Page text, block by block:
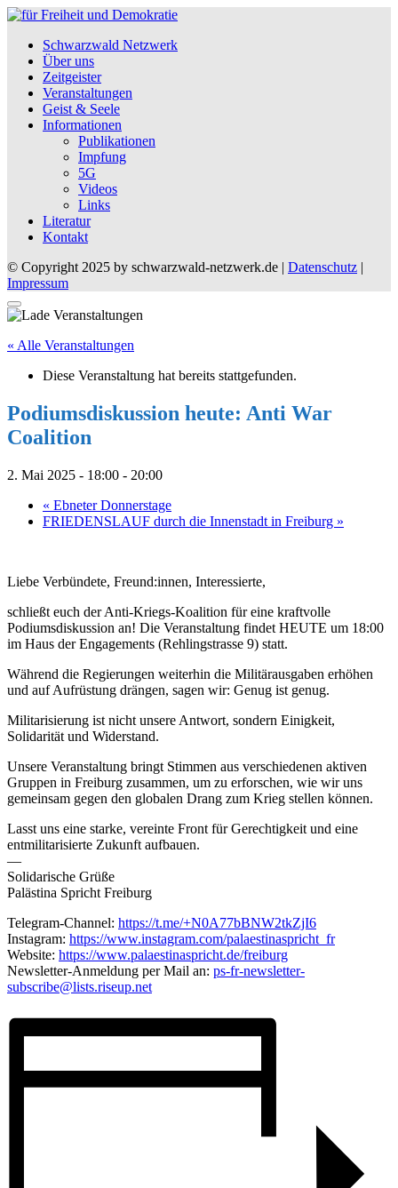
Schwarzwald Netzwerk
Über uns
Zeitgeister
Veranstaltungen
Geist & Seele
Informationen
Publikationen
Impfung
5G
Videos
Links
Literatur
Kontakt
© Copyright 2025 by schwarzwald-netzwerk.de | Datenschutz |
Impressum
« Alle Veranstaltungen
Diese Veranstaltung hat bereits stattgefunden.
Podiumsdiskussion heute: Anti War
Coalition
2. Mai 2025 - 18:00 - 20:00
« Ebneter Donnerstage
FRIEDENSLAUF durch die Innenstadt in Freiburg »
Liebe Verbündete, Freund:innen, Interessierte,
schließt euch der Anti-Kriegs-Koalition für eine kraftvolle
Podiumsdiskussion an! Die Veranstaltung findet HEUTE um 18:00
im Haus der Engagements (Rehlingstrasse 9) statt.
Während die Regierungen weiterhin die Militärausgaben erhöhen
und auf Aufrüstung drängen, sagen wir: Genug ist genug.
Militarisierung ist nicht unsere Antwort, sondern Einigkeit,
Solidarität und Widerstand.
Unsere Veranstaltung bringt Stimmen aus verschiedenen aktiven
Gruppen in Freiburg zusammen, um zu erforschen, wie wir uns
gemeinsam gegen den globalen Drang zum Krieg stellen können.
Lasst uns eine starke, vereinte Front für Gerechtigkeit und eine
entmilitarisierte Zukunft aufbauen.
—
Solidarische Grüße
Palästina Spricht Freiburg
Telegram-Channel: https://t.me/+N0A77bBNW2tkZjI6
Instagram: https://www.instagram.com/palaestinaspricht_fr
Website: https://www.palaestinaspricht.de/freiburg
Newsletter-Anmeldung per Mail an: ps-fr-newsletter-
subscribe@lists.riseup.net